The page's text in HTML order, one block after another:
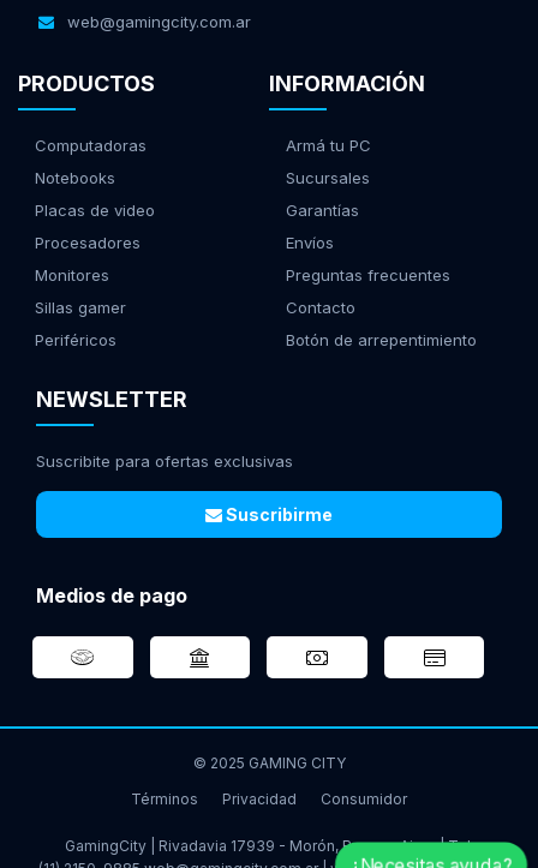
web@gamingcity.com.ar
PRODUCTOS
Computadoras
Notebooks
Placas de video
Procesadores
Monitores
Sillas gamer
Periféricos
INFORMACIÓN
Armá tu PC
Sucursales
Garantías
Envíos
Preguntas frecuentes
Contacto
Botón de arrepentimiento
NEWSLETTER
Suscribite para ofertas exclusivas
Suscribirme
Medios de pago
© 2025 GAMING CITY
Términos
Privacidad Consumidor
GamingCity | Rivadavia 17939 - Morón, Buenos Aires | Tel: